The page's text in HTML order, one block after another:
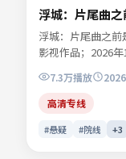
浮城：片尾曲之
浮城：片尾曲之
影视作品；2026
演宁舒言、林听
的人物命运。地缘
手。影片关键词
息，便于影迷检
7.3万播放
高清专线
#悬疑 #院线 +3